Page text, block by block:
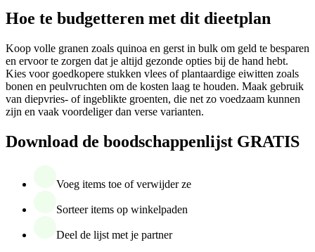
Hoe te budgetteren met dit dieetplan
Koop volle granen zoals quinoa en gerst in bulk om geld te besparen
en ervoor te zorgen dat je altijd gezonde opties bij de hand hebt.
Kies voor goedkopere stukken vlees of plantaardige eiwitten zoals
bonen en peulvruchten om de kosten laag te houden. Maak gebruik
van diepvries- of ingeblikte groenten, die net zo voedzaam kunnen
zijn en vaak voordeliger dan verse varianten.
Download de boodschappenlijst GRATIS
Voeg items toe of verwijder ze
Sorteer items op winkelpaden
Deel de lijst met je partner